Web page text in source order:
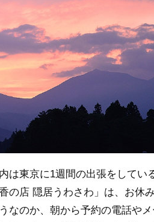
は東京に1週間の出張をしてい
の店 隠居うわさわ」は、お休
なのか、朝から予約の電話や